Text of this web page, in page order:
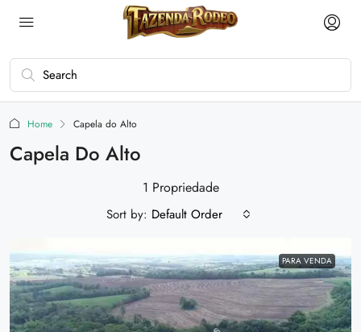
Home Capela do Alto
Capela Do Alto
1 Propriedade
Sort by: Default Order
PARA VENDA